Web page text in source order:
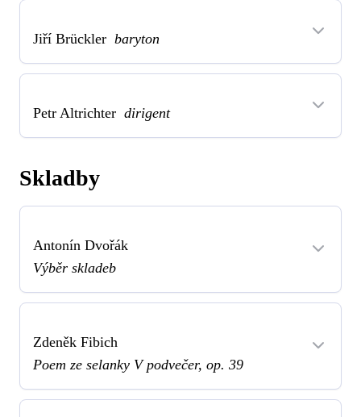
Jiří Brückler baryton
Petr Altrichter dirigent
Skladby
Antonín Dvořák
Výběr skladeb
Zdeněk Fibich
Poem ze selanky V podvečer, op. 39